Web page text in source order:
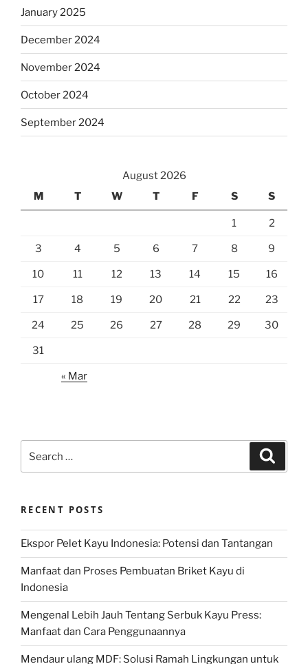
January 2025
December 2024
November 2024
October 2024
September 2024
August 2026
M
T W T F S S
1 2
3 4 5 6 7 8 9
10 11 12 13 14 15 16
17 18 19 20 21 22 23
24 25 26 27 28 29 30
31
« Mar
for:
RECENT POSTS
Ekspor Pelet Kayu Indonesia: Potensi dan Tantangan
Manfaat dan Proses Pembuatan Briket Kayu di
Indonesia
Mengenal Lebih Jauh Tentang Serbuk Kayu Press:
Manfaat dan Cara Penggunaannya
Mendaur ulang MDF: Solusi Ramah Lingkungan untuk